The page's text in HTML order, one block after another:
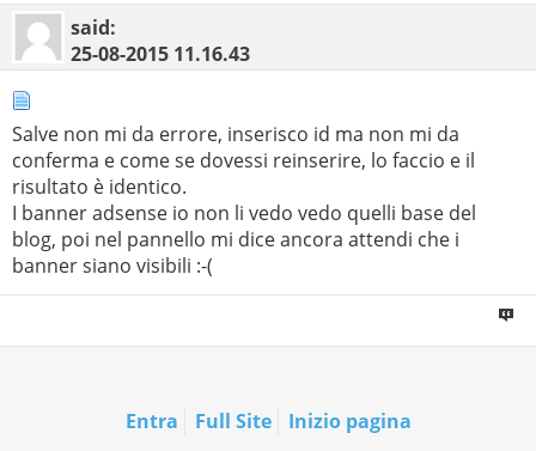
said:
25-08-2015 11.16.43
Salve non mi da errore, inserisco id ma non mi da
conferma e come se dovessi reinserire, lo faccio e il
risultato è identico.
I banner adsense io non li vedo vedo quelli base del
blog, poi nel pannello mi dice ancora attendi che i
banner siano visibili :-(
Entra Full Site Inizio pagina